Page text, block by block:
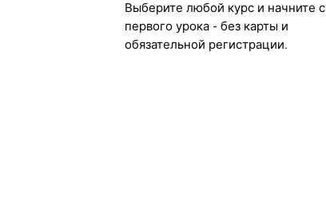
Выберите любой курс и начните с
первого урока - без карты и
обязательной регистрации.